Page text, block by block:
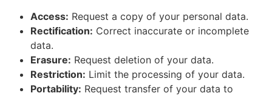
Access: Request a copy of your personal data.
Rectification: Correct inaccurate or incomplete
data.
Erasure: Request deletion of your data.
Restriction: Limit the processing of your data.
Portability: Request transfer of your data to